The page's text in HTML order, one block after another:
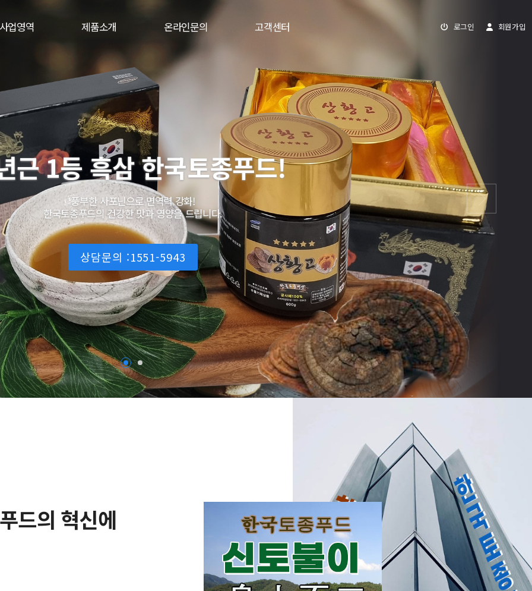
업영역 제품소개 온라인문의 고객센터 로그인 회원가입
근 1등 흑삼 한국토종푸드!
풍부한 사포닌으로 면역력 강화!
한국토종푸드의 건강한 맛과 영양을 드립니다.
상담문의 :1551-5943
드의 혁신에